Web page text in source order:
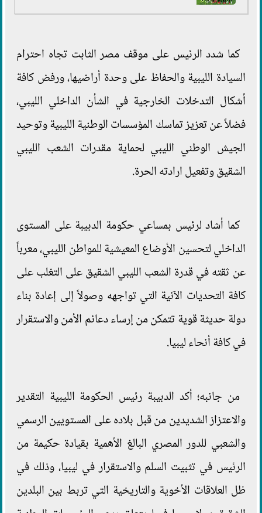
كما شدد الرئيس على موقف مصر الثابت تجاه احترام
السيادة الليبية والحفاظ على وحدة أراضيها، ورفض كافة
أشكال التدخلات الخارجية في الشأن الداخلي الليبي،
فضلاً عن تعزيز تماسك المؤسسات الوطنية الليبية وتوحيد
الجيش الوطني الليبي لحماية مقدرات الشعب الليبي
الشقيق وتفعيل ارادته الحرة.
كما أشاد لرئيس بمساعي حكومة الدبيبة على المستوى
الداخلي لتحسين الأوضاع المعيشية للمواطن الليبي، معرباً
عن ثقته في قدرة الشعب الليبي الشقيق على التغلب على
كافة التحديات الآنية التي تواجهه وصولاً إلى إعادة بناء
دولة حديثة قوية تتمكن من إرساء دعائم الأمن والاستقرار
في كافة أنحاء ليبيا.
من جانبه؛ أكد الدبيبة رئيس الحكومة الليبية التقدير
والاعتزاز الشديدين من قبل بلاده على المستويين الرسمي
والشعبي للدور المصري البالغ الأهمية بقيادة حكيمة من
الرئيس في تثبيت السلم والاستقرار في ليبيا، وذلك في
ظل العلاقات الأخوية والتاريخية التي تربط بين البلدين